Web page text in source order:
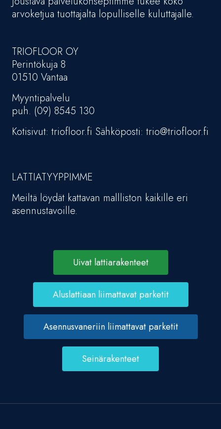
arvoketjua tuottajalta lopulliselle kuluttajalle.
TRIOFLOOR OY
Perintökuja 8
01510 Vantaa
Myyntipalvelu
puh. (09) 8545 130
Kotisivut: triofloor.fi Sähköposti: trio@triofloor.fi
LATTIATYYPPIMME
Meiltä löydät kattavan mallliston kaikille eri
asennustavoille.
Uivat lattiarakenteet
Aluslattiaan liimattavat parketit
Asennusvaneriin liimattavat parketit
Seinärakenteet